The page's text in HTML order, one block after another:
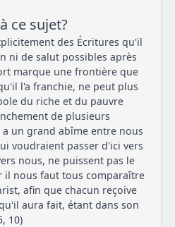
ce sujet?
des Écritures qu'il
ni de salut possibles après
marque une frontière que
l'a franchie, ne peut plus
du riche et du pauvre
de plusieurs
a un grand abîme entre nous
voudraient passer d'ici vers
nous, ne puissent pas le
il nous faut tous comparaître
afin que chacun reçoive
aura fait, étant dans son
10)